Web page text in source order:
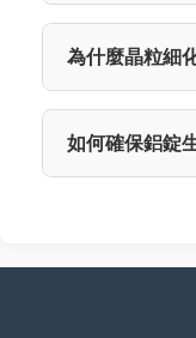
為什麼晶粒細
如何確保鋁錠